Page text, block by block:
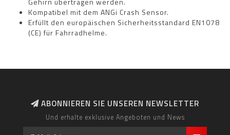
Kompatibel mit dem ANGi Crash Sensor.
Erfüllt den europäischen Sicherheitsstandard EN1078
(CE) für Fahrradhelme.
ABONNIEREN SIE UNSEREN NEWSLETTER
Und erhalte exklusive Angeboten und News